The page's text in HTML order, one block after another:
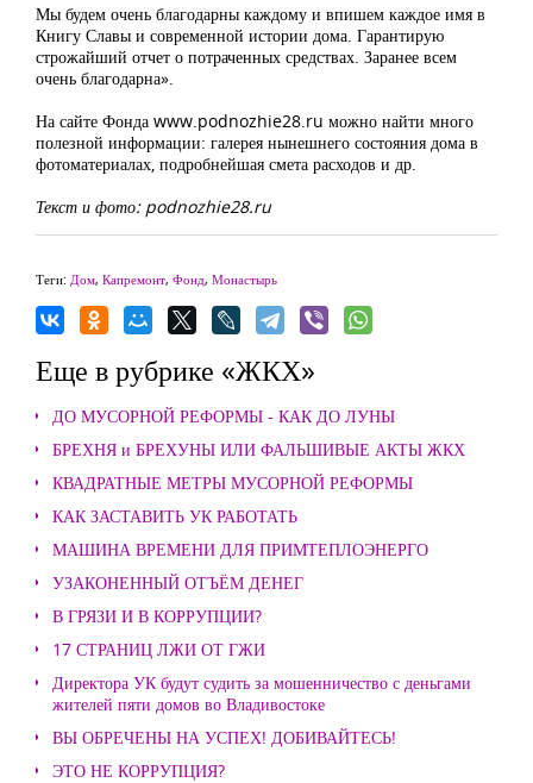
Мы будем очень благодарны каждому и впишем каждое имя в
Книгу Славы и современной истории дома. Гарантирую
строжайший отчет о потраченных средствах. Заранее всем
очень благодарна».
На сайте Фонда www.podnozhie28.ru можно найти много
полезной информации: галерея нынешнего состояния дома в
фотоматериалах, подробнейшая смета расходов и др.
Текст и фото: podnozhie28.ru
Теги: Дом, Капремонт, Фонд, Монастырь
Еще в рубрике «ЖКХ»
ДО МУСОРНОЙ РЕФОРМЫ - КАК ДО ЛУНЫ
БРЕХНЯ и БРЕХУНЫ ИЛИ ФАЛЬШИВЫЕ АКТЫ ЖКХ
КВАДРАТНЫЕ МЕТРЫ МУСОРНОЙ РЕФОРМЫ
КАК ЗАСТАВИТЬ УК РАБОТАТЬ
МАШИНА ВРЕМЕНИ ДЛЯ ПРИМТЕПЛОЭНЕРГО
УЗАКОНЕННЫЙ ОТЪЁМ ДЕНЕГ
В ГРЯЗИ И В КОРРУПЦИИ?
17 СТРАНИЦ ЛЖИ ОТ ГЖИ
Директора УК будут судить за мошенничество с деньгами
жителей пяти домов во Владивостоке
ВЫ ОБРЕЧЕНЫ НА УСПЕХ! ДОБИВАЙТЕСЬ!
ЭТО НЕ КОРРУПЦИЯ?